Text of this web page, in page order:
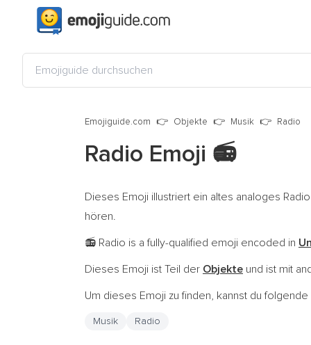
Emojiguide.com Objekte Musik Radio
Radio Emoji 📻
Dieses Emoji illustriert ein altes analoges
hören.
📻 Radio is a fully-qualified emoji encoded in
Dieses Emoji ist Teil der Objekte und ist mit
Um dieses Emoji zu finden, kannst du
Musik Radio